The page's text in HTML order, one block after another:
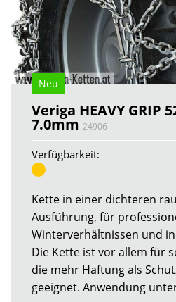
Neu
Veriga HEAVY GRIP
7.0mm 24906
Verfügbarkeit:
Kette in einer dichteren
Ausführung, für
Winterverhältnissen und
Die Kette ist vor allem für
die mehr Haftung als
geeignet. Anwendung